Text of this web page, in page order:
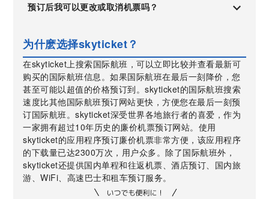
预订后我可以更改或取消机票吗？
为什麽选择skyticket？
在skyticket上搜索国际航班，可以立即比较并查看最新可
购买的国际航班信息。如果国际航班在最后一刻降价，您
甚至可能以超值的价格预订到。skyticket的国际航班搜索
速度比其他国际航班预订网站更快，方便您在最后一刻预
订国际航班。skyticket深受世界各地旅行者的喜爱，作为
一家拥有超过10年历史的廉价机票预订网站。使用
skyticket的应用程序预订廉价机票非常方便，该应用程序
的下载量已达2300万次，用户众多。除了国际航班外，
skyticket还提供国内单程和往返机票、酒店预订、国内旅
游、WiFi、高速巴士和租车预订服务。